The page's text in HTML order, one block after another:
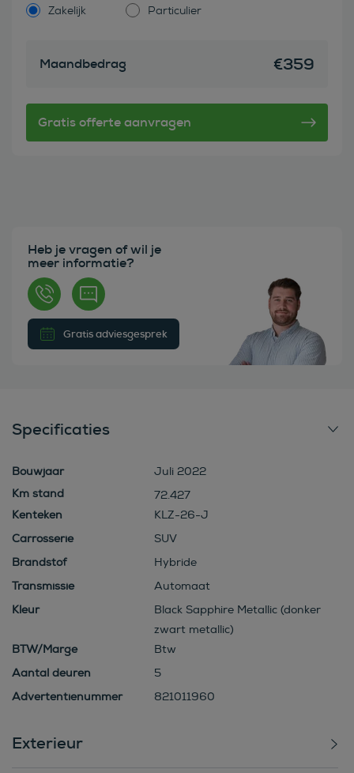
Zakelijk Particulier
Maandbedrag €359
Heb je vragen of wil je
meer informatie?
Gratis adviesgesprek
Specificaties
Bouwjaar
Juli 2022
72.427
Kenteken
KLZ-26-J
Carrosserie
SUV
Brandstof
Hybride
Transmissie
Automaat
Kleur
Black Sapphire Metallic (donker
zwart metallic)
BTW/Marge
Btw
Aantal deuren
5
Advertentienummer
821011960
Exterieur